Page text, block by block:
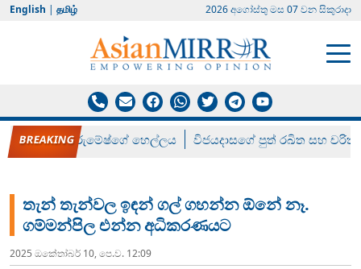
English | தமிழ் 2026 අගෝස්‍තු මස 07 වන සිකුරාදා
රන් ගෙනා රුමේෂ්ගේ හෙල්ලය විජයදාසගේ පුත් රඛිත සහ චරිත්
තැන් තැන්වල ඉඳන් ගල් ගහන්න ඕනේ නෑ.
ගම්මන්පිල එන්න අධිකරණයට
2025 ඔක්‍තෝබර් 10, පෙ.ව. 12:09